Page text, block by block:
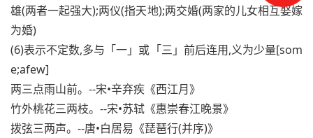
雄(两者一起强大);两仪(指天地);两交婚(两家的儿女相互娶嫁
为婚)
(6)表示不定数,多与「一」或「三」前后连用,义为少量[som
e;afew]
两三点雨山前。--宋•辛弃疾《西江月》
竹外桃花三两枝。--宋•苏轼《惠崇春江晚景》
拨弦三两声。--唐•白居易《琵琶行(并序)》